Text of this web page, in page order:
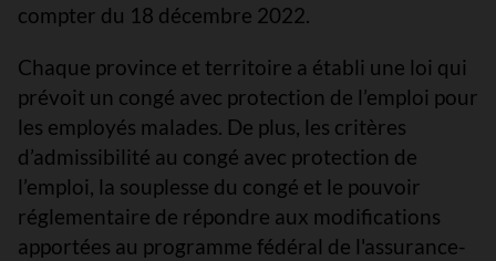
compter du 18 décembre 2022.
Chaque province et territoire a établi une loi qui
prévoit un congé avec protection de l’emploi pour
les employés malades. De plus, les critères
d’admissibilité au congé avec protection de
l’emploi, la souplesse du congé et le pouvoir
réglementaire de répondre aux modifications
apportées au programme fédéral de l'assurance-